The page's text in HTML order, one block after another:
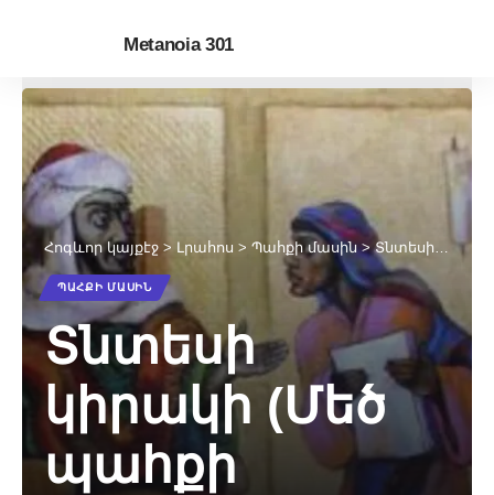
Metanoia 301
Հոգևոր կայքէջ > Լրահոս > Պահքի մասին>Տնտեսի կիրակի (Մեծ պահքի չորրորդ կիրակի)
ՊԱՀՔԻ ՄԱՍԻՆ
Տնտեսի
կիրակի (Մեծ
պահքի